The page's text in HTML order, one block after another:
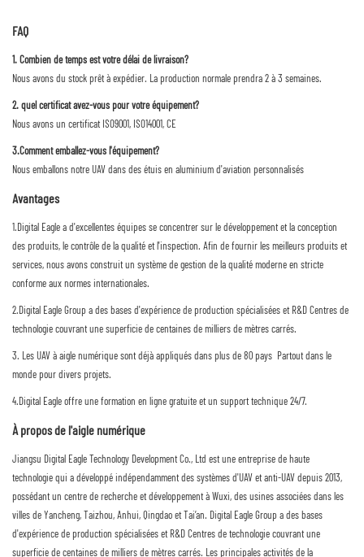
FAQ
1. Combien de temps est votre délai de livraison?
Nous avons du stock prêt à expédier. La production normale prendra 2 à 3 semaines.
2. quel certificat avez-vous pour votre équipement?
Nous avons un certificat ISO9001, ISO14001, CE
3.Comment emballez-vous l'équipement?
Nous emballons notre UAV dans des étuis en aluminium d'aviation personnalisés
Avantages
1.Digital Eagle a d'excellentes équipes se concentrer sur le développement et la conception
des produits, le contrôle de la qualité et l'inspection. Afin de fournir les meilleurs produits et
services, nous avons construit un système de gestion de la qualité moderne en stricte
conforme aux normes internationales.
2.Digital Eagle Group a des bases d'expérience de production spécialisées et R&D Centres de
technologie couvrant une superficie de centaines de milliers de mètres carrés.
3. Les UAV à aigle numérique sont déjà appliqués dans plus de 80 pays Partout dans le
monde pour divers projets.
4.Digital Eagle offre une formation en ligne gratuite et un support technique 24/7.
À propos de l'aigle numérique
Jiangsu Digital Eagle Technology Development Co., Ltd est une entreprise de haute
technologie qui a développé indépendamment des systèmes d'UAV et anti-UAV depuis 2013,
possédant un centre de recherche et développement à Wuxi, des usines associées dans les
villes de Yancheng, Taizhou, Anhui, Qingdao et Tai’an. Digital Eagle Group a des bases
d'expérience de production spécialisées et R&D Centres de technologie couvrant une
superficie de centaines de milliers de mètres carrés. Les principales activités de la